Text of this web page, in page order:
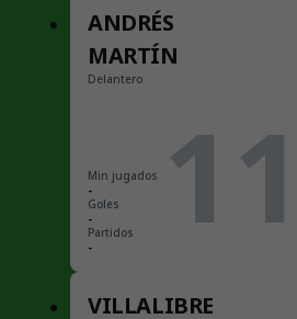
ANDRÉS
MARTÍN
Delantero
Min jugados
-
Goles
-
Partidos
-
11
VILLALIBRE